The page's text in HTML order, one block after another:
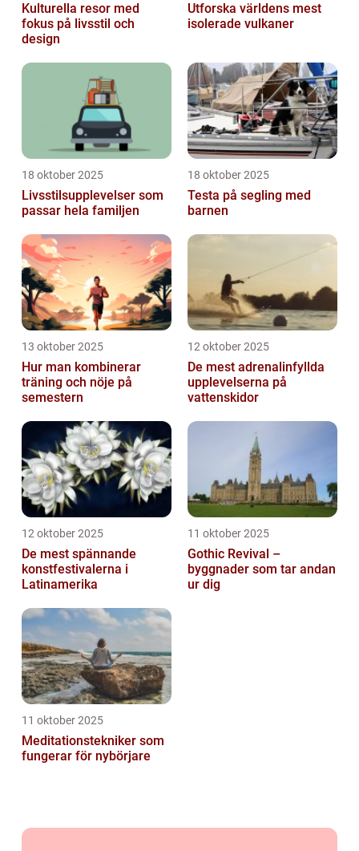
Kulturella resor med
fokus på livsstil och
design
Utforska världens mest
isolerade vulkaner
18 oktober 2025
Livsstilsupplevelser som
passar hela familjen
18 oktober 2025
Testa på segling med
barnen
13 oktober 2025
Hur man kombinerar
träning och nöje på
semestern
12 oktober 2025
De mest adrenalinfyllda
upplevelserna på
vattenskidor
12 oktober 2025
De mest spännande
konstfestivalerna i
Latinamerika
11 oktober 2025
Gothic Revival –
byggnader som tar andan
ur dig
11 oktober 2025
Meditationstekniker som
fungerar för nybörjare